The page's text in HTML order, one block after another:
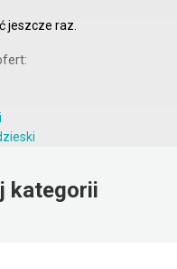
jeszcze raz.
kategorii